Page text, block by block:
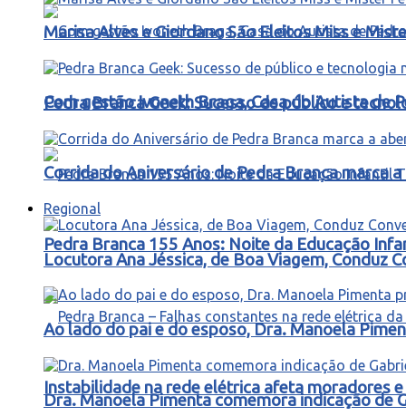
Com gestão Ivoneth Braga, Casa do Autista de
Pedra Branca 155 Anos: Noite da Educação
Instabilidade na rede elétrica afeta moradores
Marisa Alves e Giordano São Eleitos Miss e
Pedra Branca Geek: Sucesso de público e
Corrida do Aniversário de Pedra Branca marca
Regional
Locutora Ana Jéssica, de Boa Viagem, Conduz
Ao lado do pai e do esposo, Dra. Manoela
Dra. Manoela Pimenta comemora indicação